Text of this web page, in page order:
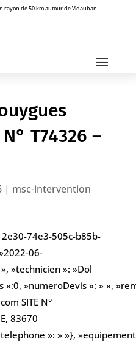
rayon de 50 km autour de Vidauban
T74326 –
| msc-intervention
74e3-505c-b85b-
06-
», »technicien »: »Dol
»numeroDevis »: » »,
SITE N°
83670
»: » »},